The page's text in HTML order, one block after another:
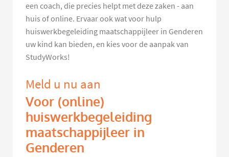
een coach, die precies helpt met deze zaken - aan
huis of online. Ervaar ook wat voor hulp
huiswerkbegeleiding maatschappijleer in Genderen
uw kind kan bieden, en kies voor de aanpak van
StudyWorks!
Meld u nu aan
Voor (online)
huiswerkbegeleiding
maatschappijleer in
Genderen